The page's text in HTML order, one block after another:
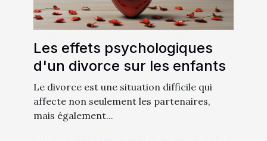
Les effets psychologiques
d'un divorce sur les enfants
Le divorce est une situation difficile qui
affecte non seulement les partenaires,
mais également...